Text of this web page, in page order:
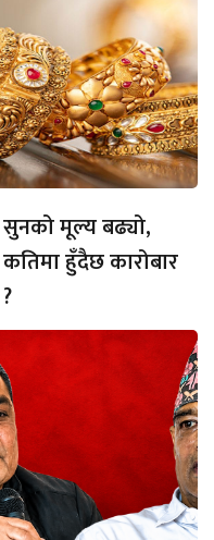
सुनको मूल्य बढ्यो,
कतिमा हुँदैछ कारोबार
?